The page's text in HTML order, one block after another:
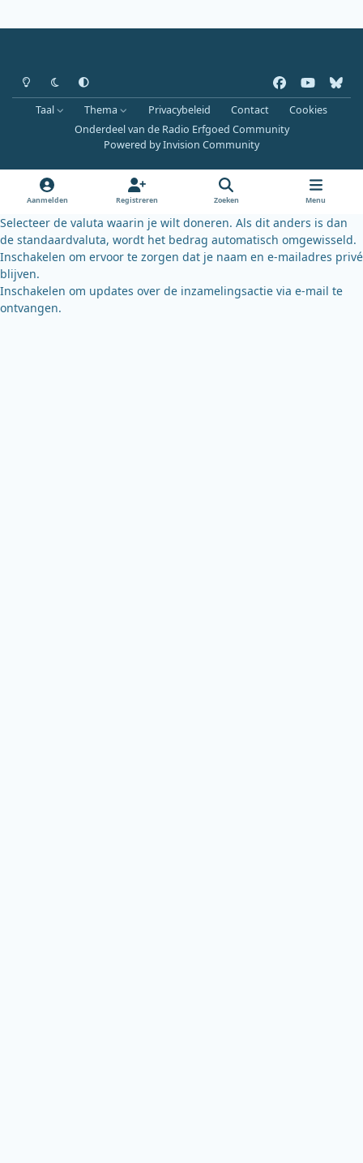
Heldere modus
Donkere modus
Systeemvoorkeur
a
c
e
o
k
o
u
b
b
l
u
k
y
Taal Thema Privacybeleid Contact
Cookies
Onderdeel van de Radio Erfgoed Community
Powered byInvision Community
Aanmelden Registreren Zoeken Menu
Selecteer de valuta waarin je wilt doneren. Als dit anders is dan
de standaardvaluta, wordt het bedrag automatisch omgewisseld.
Inschakelen om ervoor te zorgen dat je naam en e-mailadres privé
blijven.
Inschakelen om updates over de inzamelingsactie via e-mail te
ontvangen.